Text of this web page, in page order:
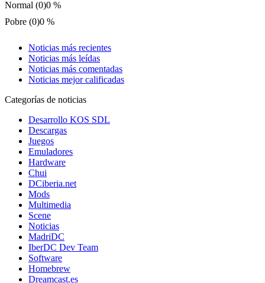
Normal (0)0 %
Pobre (0)0 %
Noticias más recientes
Noticias más leídas
Noticias más comentadas
Noticias mejor calificadas
Categorías de noticias
Desarrollo KOS SDL
Descargas
Juegos
Emuladores
Hardware
Chui
DCiberia.net
Mods
Multimedia
Scene
Noticias
MadriDC
IberDC Dev Team
Software
Homebrew
Dreamcast.es